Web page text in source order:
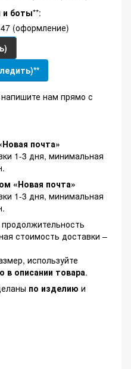
и боты**:
(оформление)
нам прямо с
почта»
1-3 дня, минимальная
«Новая почта»
1-3 дня, минимальная
стоимость доставки –
используйте
в описании товара.
по изделию и